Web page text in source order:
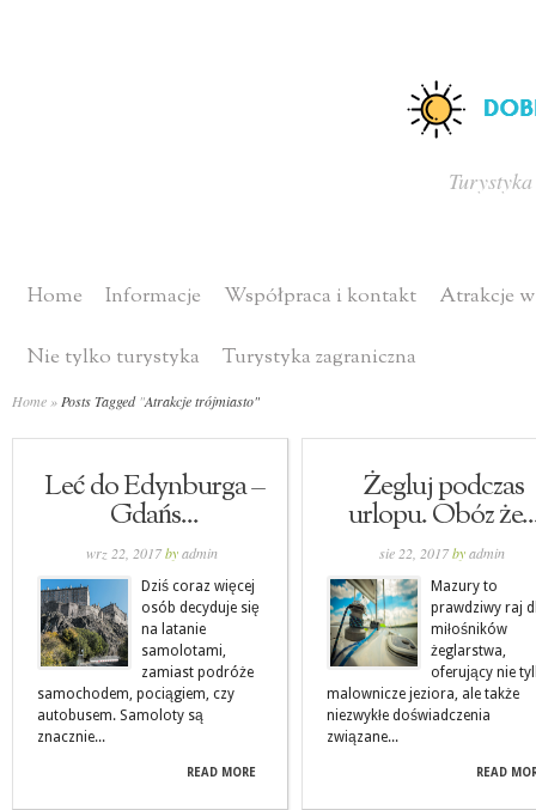
Home Informacje Współpraca i kontakt Atrakcje
Nie tylko turystyka Turystyka zagraniczna
Home » Posts Tagged "Atrakcje trójmiasto"
Leć do Edynburga –
Gdańs...
wrz 22, 2017byadmin
Dziś coraz więcej
osób decyduje się
na latanie
samolotami,
zamiast podróże
samochodem, pociągiem, czy
autobusem. Samoloty są
znacznie...
READ MORE
Żegluj podczas
urlopu. Obóz
sie 22, 2017by admin
Mazury to
prawdziwy raj
miłośników
żeglarstwa,
oferujący nie
malownicze jeziora, ale także
niezwykłe doświadczenia
związane...
READ